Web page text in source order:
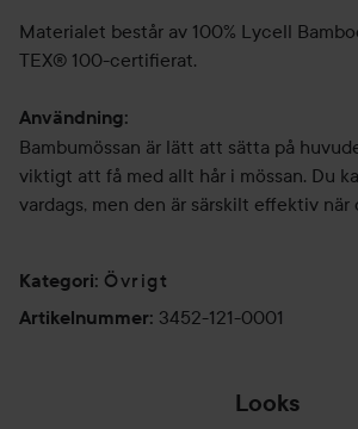
Materialet består av 100% Lycell
TEX® 100-certifierat.
Användning:
Bambumössan är lätt att sätta på
viktigt att få med allt hår i mössan. Du
vardags, men den är särskilt effektiv när
Kategori: Övrigt
Artikelnummer: 3452-121-0001
Looks